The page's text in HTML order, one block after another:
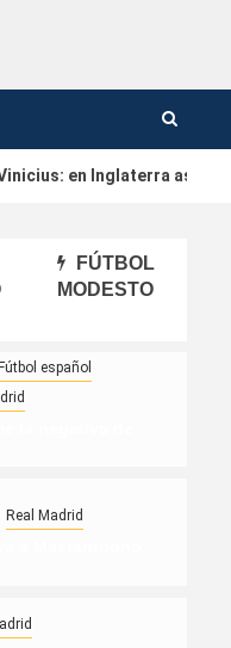
en Inglaterra
FÚTBOL
MODESTO
español
Real Madrid